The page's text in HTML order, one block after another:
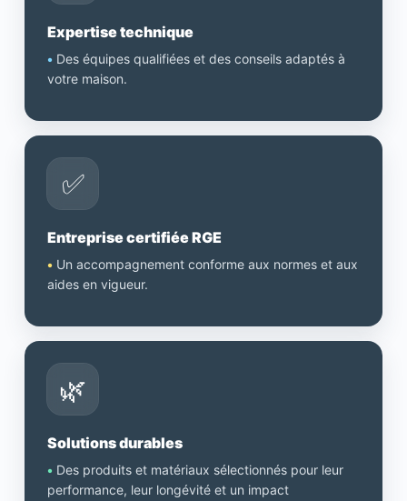
Expertise technique
• Des équipes qualifiées et des conseils adaptés à
votre maison.
✅
Entreprise certifiée RGE
• Un accompagnement conforme aux normes et aux
aides en vigueur.
🌿
Solutions durables
• Des produits et matériaux sélectionnés pour leur
performance, leur longévité et un impact